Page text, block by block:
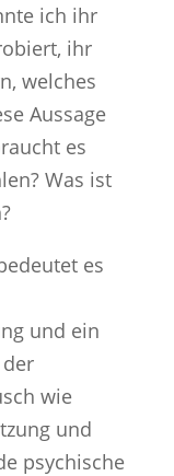
ich ihr
ihr
welches
Aussage
es
Was ist
es
und ein
wie
und
psychische